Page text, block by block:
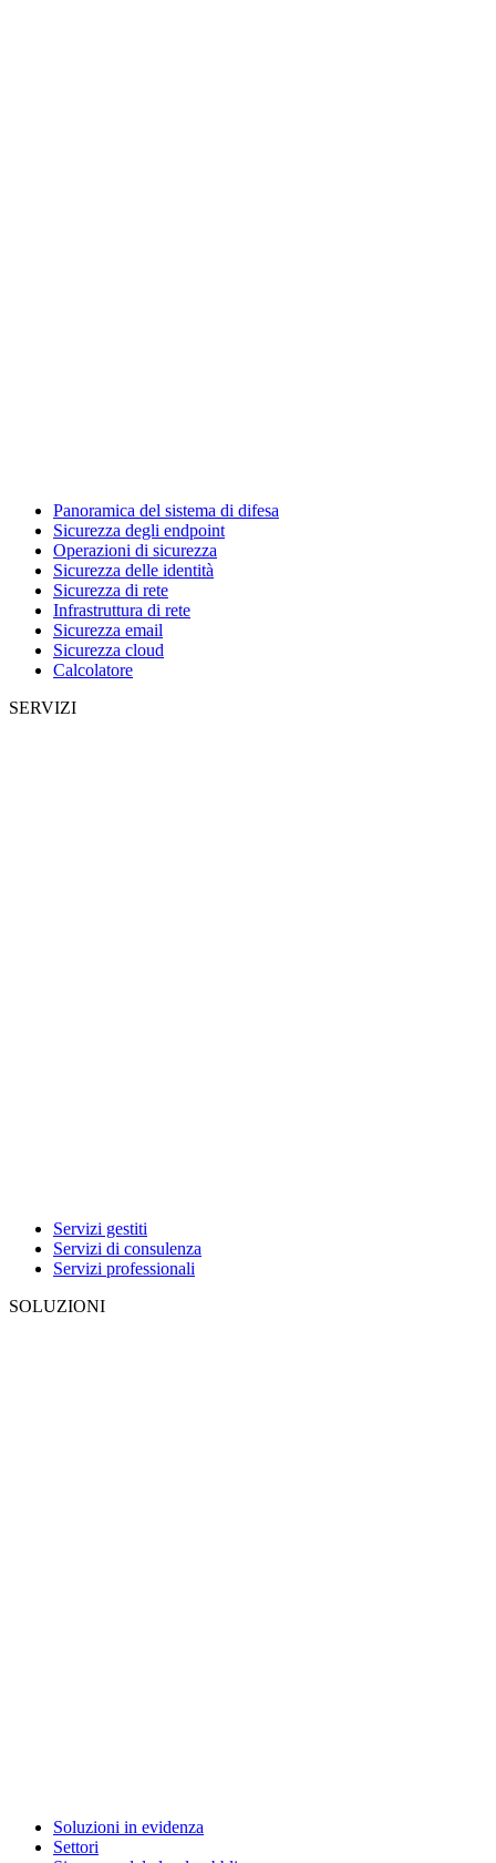
Panoramica del sistema di difesa
Sicurezza degli endpoint
Operazioni di sicurezza
Sicurezza delle identità
Sicurezza di rete
Infrastruttura di rete
Sicurezza email
Sicurezza cloud
Calcolatore
SERVIZI
Servizi gestiti
Servizi di consulenza
Servizi professionali
SOLUZIONI
Soluzioni in evidenza
Settori